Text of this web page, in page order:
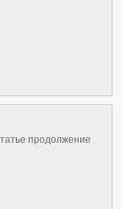
продолжение